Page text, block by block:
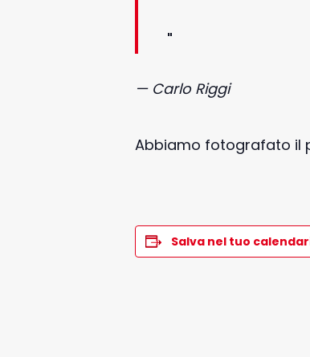
— Carlo Riggi
Abbiamo fotografato il
Salva nel tuo